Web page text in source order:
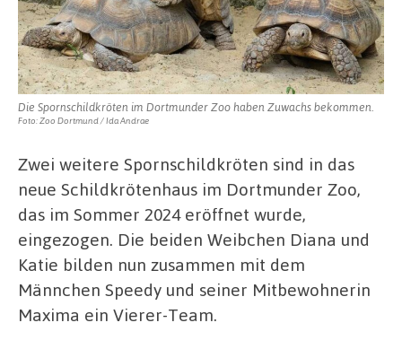
Die Spornschildkröten im Dortmunder Zoo haben Zuwachs bekommen.
Foto: Zoo Dortmund / Ida Andrae
Zwei weitere Spornschildkröten sind in das
neue Schildkrötenhaus im Dortmunder Zoo,
das im Sommer 2024 eröffnet wurde,
eingezogen. Die beiden Weibchen Diana und
Katie bilden nun zusammen mit dem
Männchen Speedy und seiner Mitbewohnerin
Maxima ein Vierer-Team.